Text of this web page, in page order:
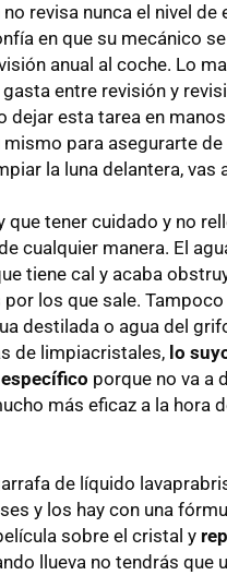
no revisa nunca el nivel
en que su mecánico
anual al coche. Lo
gasta entre revisión y
dejar esta tarea en
mismo para asegurarte
la luna delantera, vas
que tener cuidado y no
cualquier manera. El
tiene cal y acaba
los que sale.
destilada o agua del
de limpiacristales, lo
porque no va a
más eficaz a la hora
de líquido
y los hay con una
sobre el cristal y
llueva no tendrás que